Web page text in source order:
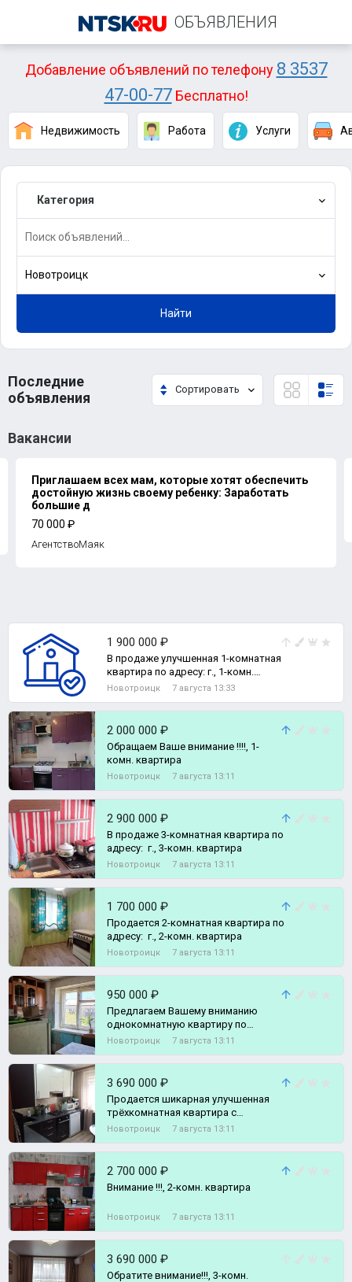
ОБЪЯВЛЕНИЯ
Добавление объявлений по телефону 8 3537
47-00-77Бесплатно!
Недвижимость Работа Услуги
Категория
Новотроицк
Найти
Последние
объявления
Сортировать
Вакансии
Приглашаем всех мам, которые хотят обеспечить
достойную жизнь своему ребенку: Заработать
большие д
70 000 ₽
АгентствоМаяк
1 900 000 ₽
В продаже улучшенная 1-комнатная
квартира по адресу: г., 1-комн.
квартира
Новотроицк 7 августа 13:33
2 000 000 ₽
Обращаем Ваше внимание !!!!, 1-
комн. квартира
Новотроицк 7 августа 13:11
2 900 000 ₽
В продаже 3-комнатная квартира по
адресу: г., 3-комн. квартира
Новотроицк 7 августа 13:11
1 700 000 ₽
Продается 2-комнатная квартира по
адресу: г., 2-комн. квартира
Новотроицк 7 августа 13:11
950 000 ₽
Предлагаем Вашему вниманию
однокомнатную квартиру по
приемлемой цене., 1-комн. квартира
Новотроицк 7 августа 13:11
3 690 000 ₽
Продается шикарная улучшенная
трёхкомнатная квартира с
современным ремонтом, по адресу:
Новотроицк 7 августа 13:11
2 700 000 ₽
Внимание !!!, 2-комн. квартира
Новотроицк 7 августа 13:11
3 690 000 ₽
Обратите внимание!!!, 3-комн.